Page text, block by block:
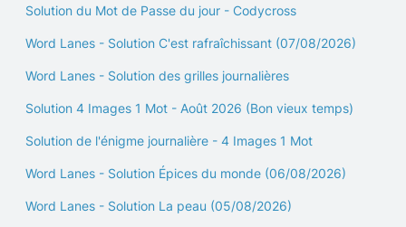
Solution du Mot de Passe du jour - Codycross
Word Lanes - Solution C'est rafraîchissant (07/08/2026)
Word Lanes - Solution des grilles journalières
Solution 4 Images 1 Mot - Août 2026 (Bon vieux temps)
Solution de l'énigme journalière - 4 Images 1 Mot
Word Lanes - Solution Épices du monde (06/08/2026)
Word Lanes - Solution La peau (05/08/2026)